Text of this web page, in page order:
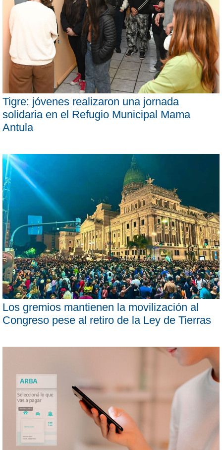
Tigre: jóvenes realizaron una jornada
solidaria en el Refugio Municipal Mama
Antula
Los gremios mantienen la movilización al
Congreso pese al retiro de la Ley de Tierras